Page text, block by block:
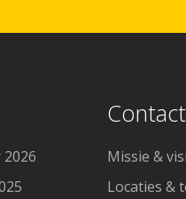
Contact
Missie &
Locaties &